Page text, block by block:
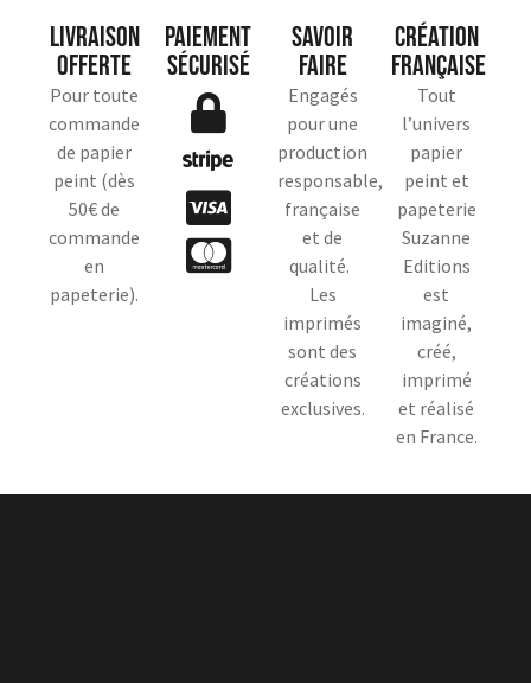
Livraison
offerte
Pour toute
commande
de papier
peint (dès
50€ de
commande
en
papeterie).
Paiement
sécurisé
Savoir
faire
Engagés
pour une
production
responsable,
française
et de
qualité.
Les
imprimés
sont des
créations
exclusives.
Création
française
Tout
l’univers
papier
peint et
papeterie
Suzanne
Editions
est
imaginé,
créé,
imprimé
et réalisé
en France.